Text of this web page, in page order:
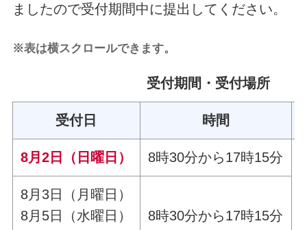
ましたので受付期間中に提出してください。
※表は横スクロールできます。
受付期間・受付場所
受付日 時間
8月2日（日曜日） 8時30分から17時15分
8月3日（月曜日）
8月5日（水曜日）
8時30分から17時15分